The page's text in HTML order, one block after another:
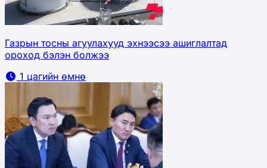
Газрын тосны агуулахууд эхнээсээ ашиглалтад
ороход бэлэн болжээ
1 цагийн өмнө